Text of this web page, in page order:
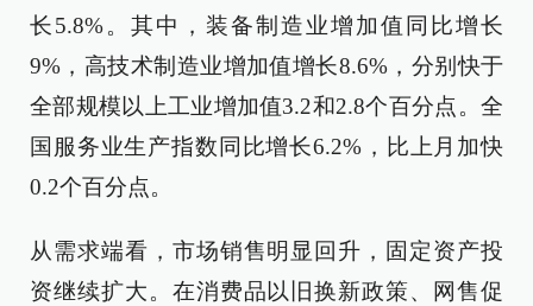
长5.8%。其中，装备制造业增加值同比增长
9%，高技术制造业增加值增长8.6%，分别快于
全部规模以上工业增加值3.2和2.8个百分点。全
国服务业生产指数同比增长6.2%，比上月加快
0.2个百分点。
从需求端看，市场销售明显回升，固定资产投
资继续扩大。在消费品以旧换新政策、网售促